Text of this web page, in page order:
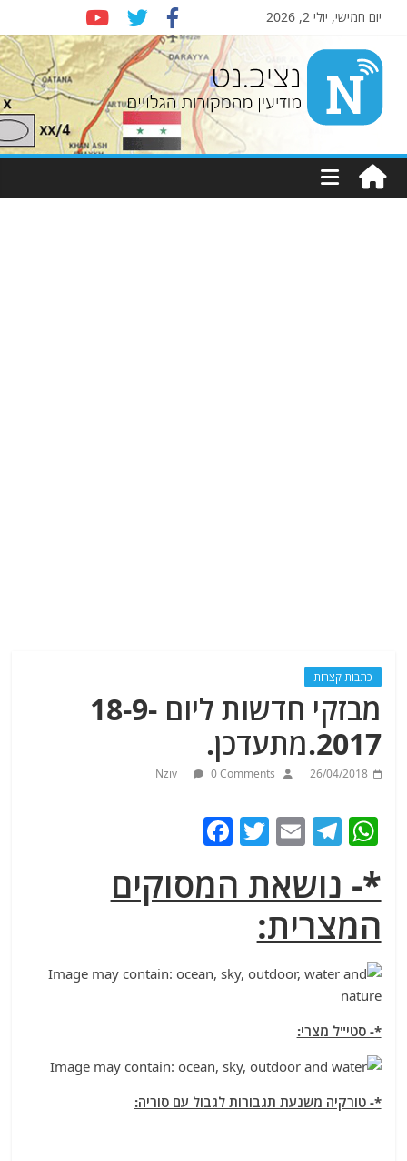
יום חמישי, יולי 2, 2026
Nziv.net
מודיעין
מהמקורות
כתבות קצרות
מבזקי חדשות ליום 18-9-
2017.מתעדכן.
26/04/2018
Nziv 0 Comments
W
at
s
A
p
p
T
e
g
ra
m
E
ai
l
T
itt
c
o
*- נושאת המסוקים
המצרית:
*- סטי"ל מצרי:
*- טורקיה משנעת תגבורות לגבול עם סוריה: